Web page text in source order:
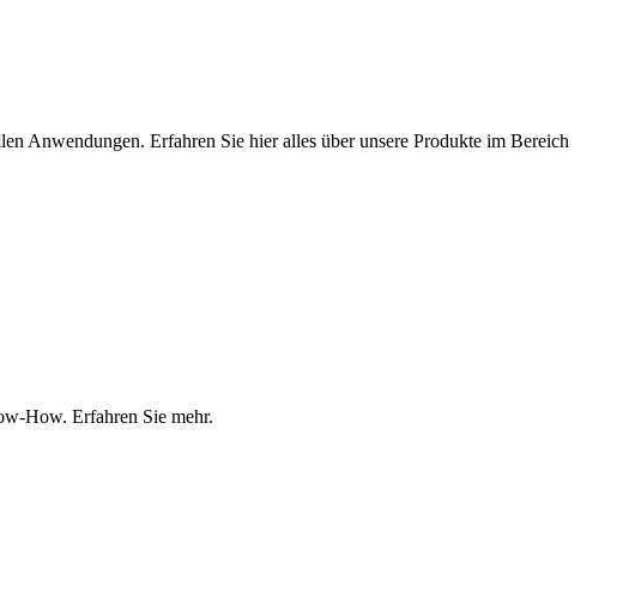
Anwendungen. Erfahren Sie hier alles über unsere Produkte im Bereich
How. Erfahren Sie mehr.